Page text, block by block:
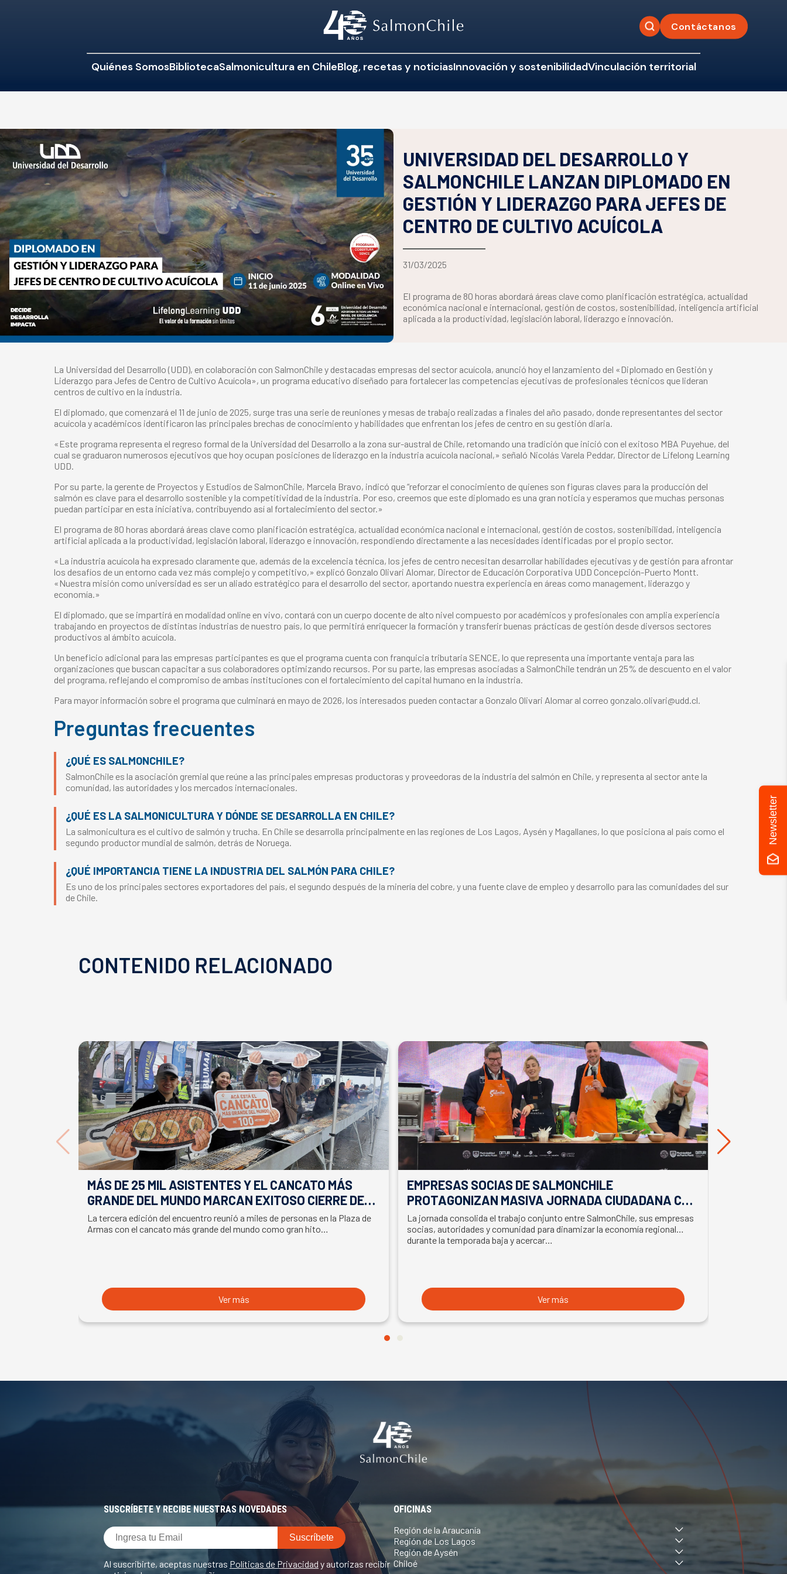
Contáctanos
Quiénes SomosBibliotecaSalmonicultura en ChileBlog, recetas y noticiasInnovación y sostenibilidadVinculación territorial
UNIVERSIDAD DEL DESARROLLO Y
SALMONCHILE LANZAN DIPLOMADO EN
GESTIÓN Y LIDERAZGO PARA JEFES DE
CENTRO DE CULTIVO ACUÍCOLA
31/03/2025
El programa de 80 horas abordará áreas clave como planificación estratégica, actualidad
económica nacional e internacional, gestión de costos, sostenibilidad, inteligencia artificial
aplicada a la productividad, legislación laboral, liderazgo e innovación.
La Universidad del Desarrollo (UDD), en colaboración con SalmonChile y destacadas empresas del sector acuícola, anunció hoy el lanzamiento del «Diplomado en Gestión y
Liderazgo para Jefes de Centro de Cultivo Acuícola», un programa educativo diseñado para fortalecer las competencias ejecutivas de profesionales técnicos que lideran
centros de cultivo en la industria.
El diplomado, que comenzará el 11 de junio de 2025, surge tras una serie de reuniones y mesas de trabajo realizadas a finales del año pasado, donde representantes del sector
acuícola y académicos identificaron las principales brechas de conocimiento y habilidades que enfrentan los jefes de centro en su gestión diaria.
«Este programa representa el regreso formal de la Universidad del Desarrollo a la zona sur-austral de Chile, retomando una tradición que inició con el exitoso MBA Puyehue, del
cual se graduaron numerosos ejecutivos que hoy ocupan posiciones de liderazgo en la industria acuícola nacional,» señaló Nicolás Varela Peddar, Director de Lifelong Learning
UDD.
Por su parte, la gerente de Proyectos y Estudios de SalmonChile, Marcela Bravo, indicó que “reforzar el conocimiento de quienes son figuras claves para la producción del
salmón es clave para el desarrollo sostenible y la competitividad de la industria. Por eso, creemos que este diplomado es una gran noticia y esperamos que muchas personas
puedan participar en esta iniciativa, contribuyendo así al fortalecimiento del sector.»
El programa de 80 horas abordará áreas clave como planificación estratégica, actualidad económica nacional e internacional, gestión de costos, sostenibilidad, inteligencia
artificial aplicada a la productividad, legislación laboral, liderazgo e innovación, respondiendo directamente a las necesidades identificadas por el propio sector.
«La industria acuícola ha expresado claramente que, además de la excelencia técnica, los jefes de centro necesitan desarrollar habilidades ejecutivas y de gestión para afrontar
los desafíos de un entorno cada vez más complejo y competitivo,» explicó Gonzalo Olivari Alomar, Director de Educación Corporativa UDD Concepción-Puerto Montt.
«Nuestra misión como universidad es ser un aliado estratégico para el desarrollo del sector, aportando nuestra experiencia en áreas como management, liderazgo y
economía.»
El diplomado, que se impartirá en modalidad online en vivo, contará con un cuerpo docente de alto nivel compuesto por académicos y profesionales con amplia experiencia
trabajando en proyectos de distintas industrias de nuestro país, lo que permitirá enriquecer la formación y transferir buenas prácticas de gestión desde diversos sectores
productivos al ámbito acuícola.
Un beneficio adicional para las empresas participantes es que el programa cuenta con franquicia tributaria SENCE, lo que representa una importante ventaja para las
organizaciones que buscan capacitar a sus colaboradores optimizando recursos. Por su parte, las empresas asociadas a SalmonChile tendrán un 25% de descuento en el valor
del programa, reflejando el compromiso de ambas instituciones con el fortalecimiento del capital humano en la industria.
Para mayor información sobre el programa que culminará en mayo de 2026, los interesados pueden contactar a Gonzalo Olivari Alomar al correo gonzalo.olivari@udd.cl.
Preguntas frecuentes
¿QUÉ ES SALMONCHILE?
SalmonChile es la asociación gremial que reúne a las principales empresas productoras y proveedoras de la industria del salmón en Chile, y representa al sector ante la
comunidad, las autoridades y los mercados internacionales.
¿QUÉ ES LA SALMONICULTURA Y DÓNDE SE DESARROLLA EN CHILE?
La salmonicultura es el cultivo de salmón y trucha. En Chile se desarrolla principalmente en las regiones de Los Lagos, Aysén y Magallanes, lo que posiciona al país como el
segundo productor mundial de salmón, detrás de Noruega.
¿QUÉ IMPORTANCIA TIENE LA INDUSTRIA DEL SALMÓN PARA CHILE?
Es uno de los principales sectores exportadores del país, el segundo después de la minería del cobre, y una fuente clave de empleo y desarrollo para las comunidades del sur
de Chile.
CONTENIDO RELACIONADO
MÁS DE 25 MIL ASISTENTES Y EL CANCATO MÁS
GRANDE DEL MUNDO MARCAN EXITOSO CIERRE DE
LA SEMANA DEL SALMÓN
La tercera edición del encuentro reunió a miles de personas en la Plaza de
Armas con el cancato más grande del mundo como gran hito…
Ver más
EMPRESAS SOCIAS DE SALMONCHILE
PROTAGONIZAN MASIVA JORNADA CIUDADANA CON
LA PARTICIPACIÓN DEL BIMINISTRO DE ECONOMÍA
EN SEMANA DEL SALMÓN
La jornada consolida el trabajo conjunto entre SalmonChile, sus empresas
socias, autoridades y comunidad para dinamizar la economía regional
durante la temporada baja y acercar…
Ver más
SUSCRÍBETE Y RECIBE NUESTRAS NOVEDADES
Al suscribirte, aceptas nuestras Políticas de Privacidad y autorizas recibir
OFICINAS
Región de la Araucanía
Región de Los Lagos
Región de Aysén
Chiloé
Newsletter